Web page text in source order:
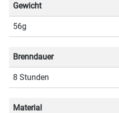
Gewicht
56g
Brenndauer
8 Stunden
Material